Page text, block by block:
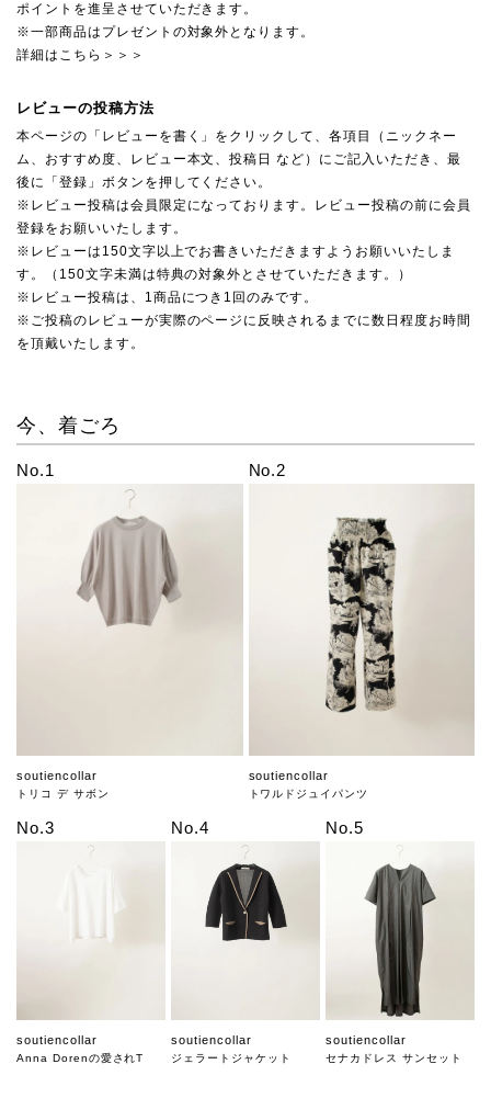
ポイントを進呈させていただきます。
※一部商品はプレゼントの対象外となります。
詳細はこちら＞＞＞
レビューの投稿方法
本ページの「レビューを書く」をクリックして、各項目（ニックネー
ム、おすすめ度、レビュー本文、投稿日 など）にご記入いただき、最
後に「登録」ボタンを押してください。
※レビュー投稿は会員限定になっております。レビュー投稿の前に会員
登録をお願いいたします。
※レビューは150文字以上でお書きいただきますようお願いいたしま
す。（150文字未満は特典の対象外とさせていただきます。）
※レビュー投稿は、1商品につき1回のみです。
※ご投稿のレビューが実際のページに反映されるまでに数日程度お時間
を頂戴いたします。
今、着ごろ
No.1
soutiencollar
トリコ デ サボン
No.2
soutiencollar
トワルドジュイパンツ
No.3
soutiencollar
Anna Dorenの愛されT
No.4
soutiencollar
ジェラートジャケット
No.5
soutiencollar
セナカドレス サンセット